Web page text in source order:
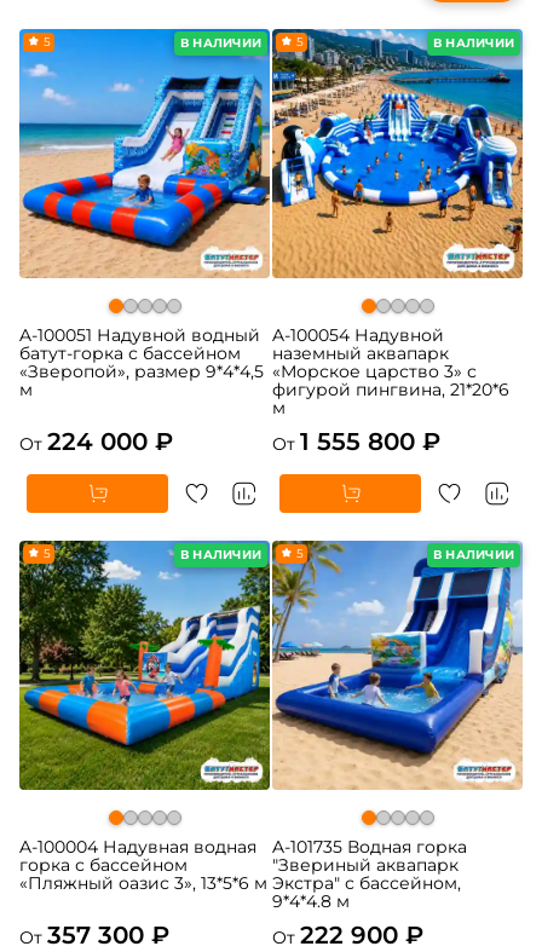
В НАЛИЧИИ
5
A-100051 Надувной водный
батут-горка с бассейном
«Зверопой», размер 9*4*4,5
м
От 224 000 ₽
В НАЛИЧИИ
5
A-100054 Надувной
наземный аквапарк
«Морское царство 3» с
фигурой пингвина, 21*20*6
м
От 1 555 800 ₽
В НАЛИЧИИ
5
A-100004 Надувная водная
горка с бассейном
«Пляжный оазис 3», 13*5*6 м
От 357 300 ₽
В НАЛИЧИИ
5
A-101735 Водная горка
"Звериный аквапарк
Экстра" с бассейном,
9*4*4.8 м
От 222 900 ₽